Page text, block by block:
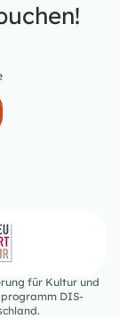
für Kultur und
DIS-